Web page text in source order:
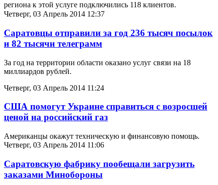
региона к этой услуге подключились 118 клиентов.
Четверг, 03 Апрель 2014 12:37
Саратовцы отправили за год 236 тысяч посылок
и 82 тысячи телеграмм
За год на территории области оказано услуг связи на 18
миллиардов рублей.
Четверг, 03 Апрель 2014 11:24
США помогут Украине справиться с возросшей
ценой на российский газ
Американцы окажут техническую и финансовую помощь.
Четверг, 03 Апрель 2014 11:06
Саратовскую фабрику пообещали загрузить
заказами Минобороны